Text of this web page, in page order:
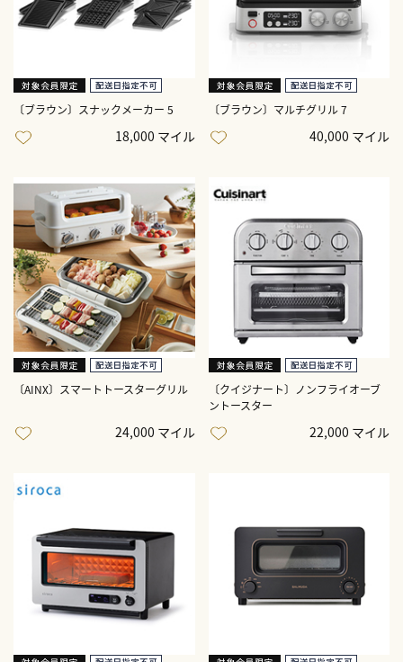
〔ブラウン〕スナックメーカー 5
18,000 マイル
〔ブラウン〕マルチグリル 7
40,000 マイル
〔AINX〕スマートトースターグリル
24,000 マイル
〔クイジナート〕ノンフライオーブ
ントースター
22,000 マイル